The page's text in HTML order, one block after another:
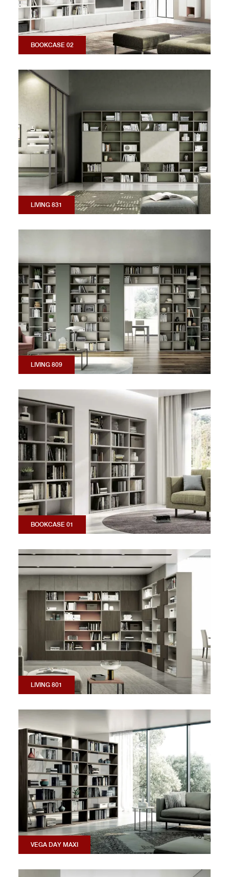
BOOKCASE 02
LIVING 831
LIVING 809
BOOKCASE 01
LIVING 801
VEGA DAY MAXI